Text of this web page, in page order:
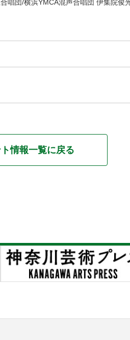
唱団/横浜YMCA混声合唱団 伊集院俊
情報一覧に戻る